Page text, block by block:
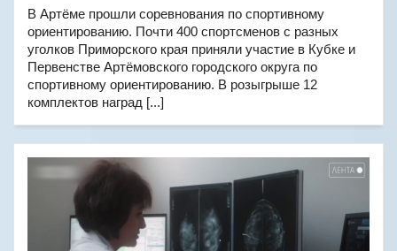
В Артёме прошли соревнования по спортивному
ориентированию. Почти 400 спортсменов с разных
уголков Приморского края приняли участие в Кубке и
Первенстве Артёмовского городского округа по
спортивному ориентированию. В розыгрыше 12
комплектов наград [...]